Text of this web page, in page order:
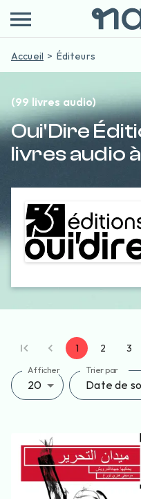
Accueil Éditeurs
(99 livres audio)
Oui'Dire
livres audio
1 2 3
Afficher
20
Trier par
Date de